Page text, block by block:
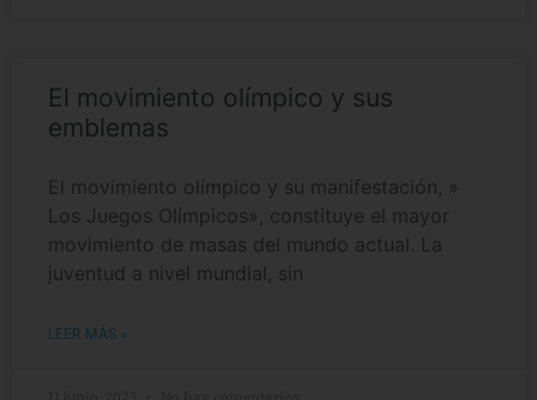
El movimiento olímpico y sus
emblemas
El movimiento olímpico y su manifestación, »
Los Juegos Olímpicos», constituye el mayor
movimiento de masas del mundo actual. La
juventud a nivel mundial, sin
LEER MÁS »